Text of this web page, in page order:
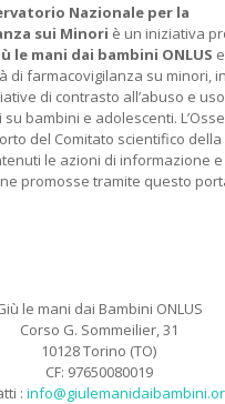
Nazionale per la
sui Minori è un iniziativa
le mani dai bambini ONLUS
di farmacovigilanza su minori, in
di contrasto all’abuso e
bambini e adolescenti.
del Comitato scientifico della
le azioni di informazione e
promosse tramite questo
le mani dai Bambini ONLUS
Corso G. Sommeilier, 31
10128 Torino (TO)
CF: 97650080019
: